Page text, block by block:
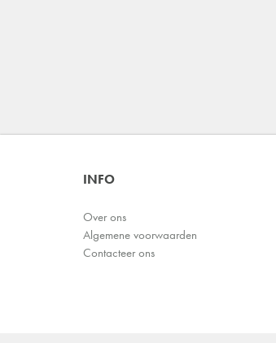
INFO
Over ons
Algemene voorwaarden
Contacteer ons